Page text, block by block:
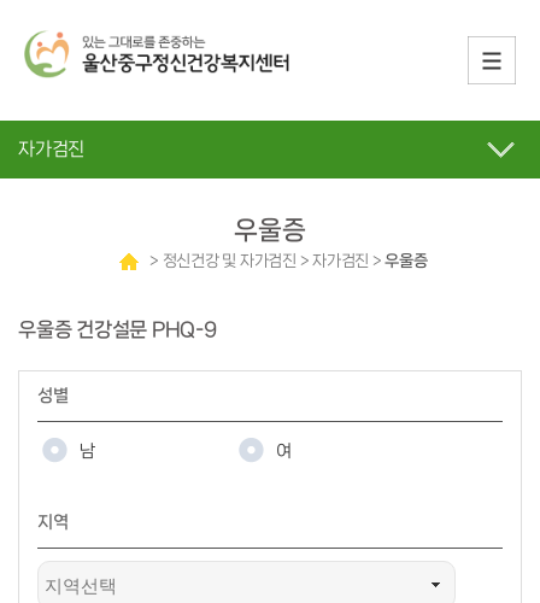
자가검진
우울증
> 정신건강 및 자가검진 > 자가검진 >우울증
우울증 건강설문 PHQ-9
성별
남 여
지역